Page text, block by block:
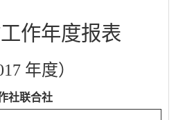
作年度报表
年度）
社联合社